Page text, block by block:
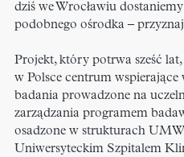
dziś we Wrocławiu
podobnego ośrodka –
Projekt, który potrwa sześć
w Polsce centrum
badania prowadzone na
zarządzania programem
osadzone w strukturach UMW
Uniwersyteckim Szpitalem